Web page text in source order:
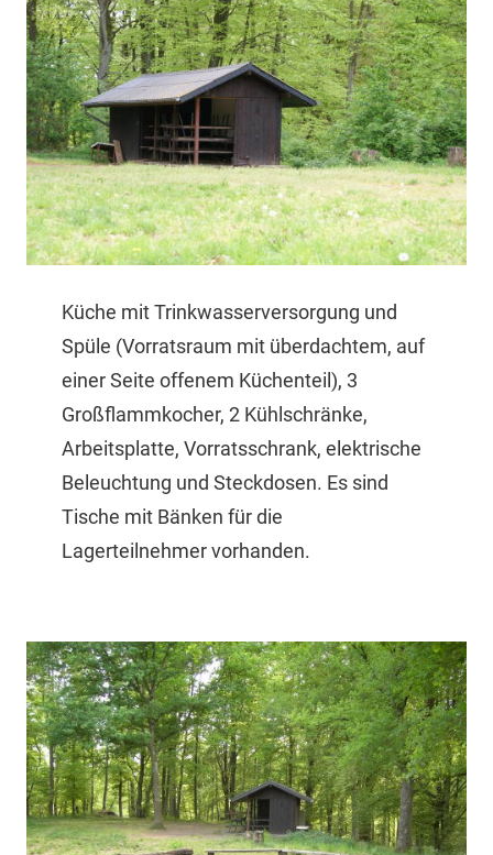
Küche mit Trinkwasserversorgung und
Spüle (Vorratsraum mit überdachtem, auf
einer Seite offenem Küchenteil), 3
Großflammkocher, 2 Kühlschränke,
Arbeitsplatte, Vorratsschrank, elektrische
Beleuchtung und Steckdosen. Es sind
Tische mit Bänken für die
Lagerteilnehmer vorhanden.